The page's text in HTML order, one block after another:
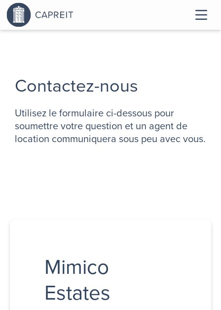
Contactez-nous
Utilisez le formulaire ci-dessous pour
soumettre votre question et un agent de
location communiquera sous peu avec vous.
Mimico
Estates